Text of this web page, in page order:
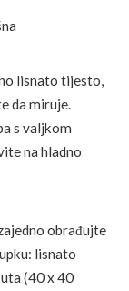
lisnato tijesto,
da miruje.
s valjkom
na hladno
obrađujte
lisnato
(40 x 40